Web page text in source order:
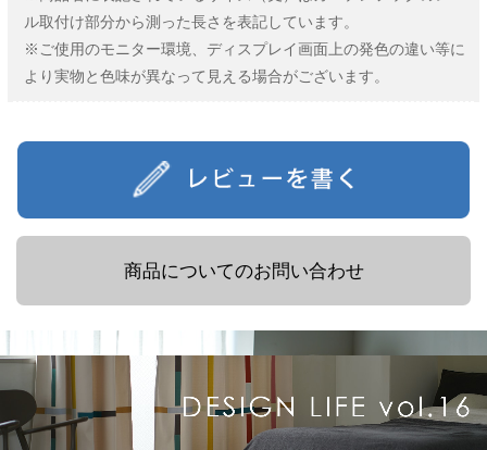
ル取付け部分から測った長さを表記しています。
※ご使用のモニター環境、ディスプレイ画面上の発色の違い等に
より実物と色味が異なって見える場合がございます。
商品についてのお問い合わせ